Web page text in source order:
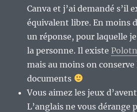
Canva et j’ai demandé s’il
équivalent libre. En moins
un réponse, pour laquelle
la personne. Il existe
mais au moins on
documents
Vous aimez les jeux
L’anglais ne vous dérange